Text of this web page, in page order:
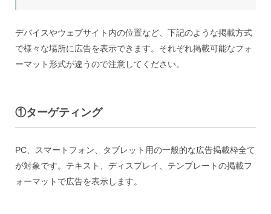
デバイスやウェブサイト内の位置など、下記のような掲載方式
で様々な場所に広告を表示できます。それぞれ掲載可能なフォ
ーマット形式が違うので注意してください。
①ターゲティング
PC、スマートフォン、タブレット用の一般的な広告掲載枠全て
が対象です。テキスト、ディスプレイ、テンプレートの掲載フ
ォーマットで広告を表示します。